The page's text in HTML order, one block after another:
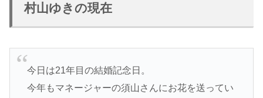
村山ゆきの現在
今日は21年目の結婚記念日。
今年もマネージャーの須山さんにお花を送ってい